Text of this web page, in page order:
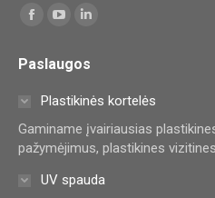
Find us on:
Facebook
opens
new
window
opens
in
window
opens
in
new
window
Paslaugos
Plastikinės kortelės
Gaminame įvairiausias
pažymėjimus, plastikines
UV spauda